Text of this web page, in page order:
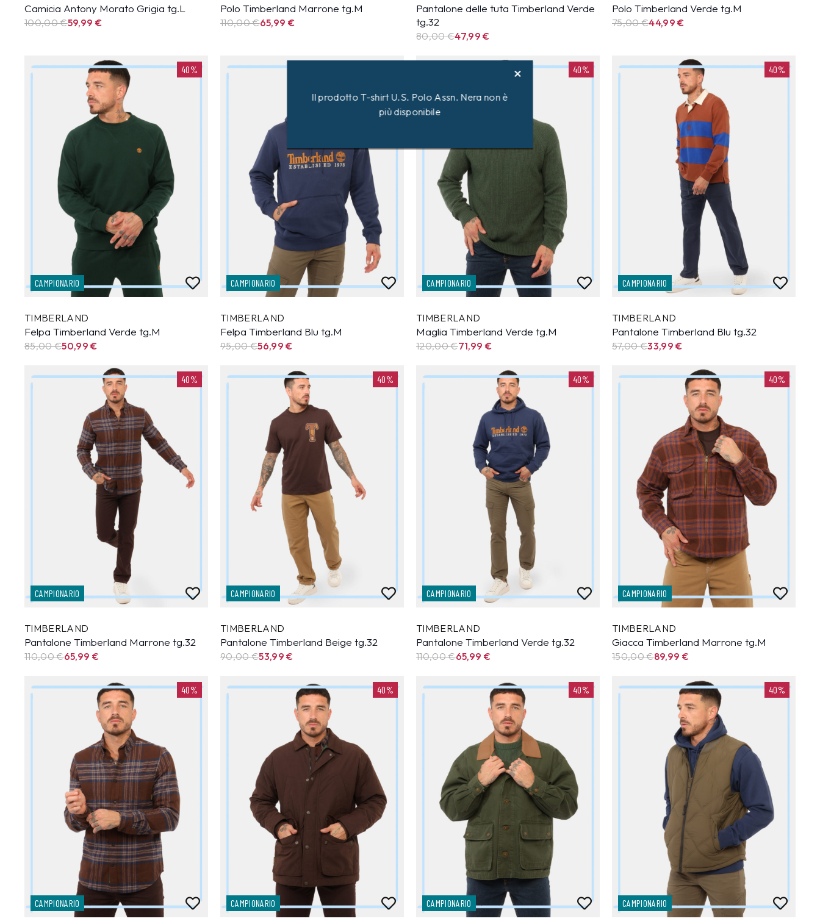
Camicia Antony Morato Grigia tg.L
100,00 €59,99 €
Polo Timberland Marrone tg.M
110,00 €65,99 €
Pantalone delle tuta Timberland Verde
tg.32
80,00 €47,99€
Polo Timberland Verde tg.M
75,00 €44,99€
40%
CAMPIONARIO
TIMBERLAND
Felpa Timberland Verde tg.M
85,00 €50,99€
CAMPIONARIO
TIMBERLAND
Felpa Timberland Blu tg.M
95,00 €56,99€
40%
CAMPIONARIO
TIMBERLAND
Maglia Timberland Verde tg.M
120,00 €71,99 €
40%
CAMPIONARIO
TIMBERLAND
Pantalone Timberland Blu tg.32
57,00 €33,99€
40%
CAMPIONARIO
TIMBERLAND
Pantalone Timberland Marrone tg.32
110,00 €65,99 €
40%
CAMPIONARIO
TIMBERLAND
Pantalone Timberland Beige tg.32
90,00 €53,99€
40%
CAMPIONARIO
TIMBERLAND
Pantalone Timberland Verde tg.32
110,00 €65,99 €
40%
CAMPIONARIO
TIMBERLAND
Giacca Timberland Marrone tg.M
150,00 €89,99 €
40%
CAMPIONARIO
40%
CAMPIONARIO
40%
CAMPIONARIO
40%
CAMPIONARIO
Il prodotto T-shirt U.S. Polo Assn. Nera non è
più disponibile